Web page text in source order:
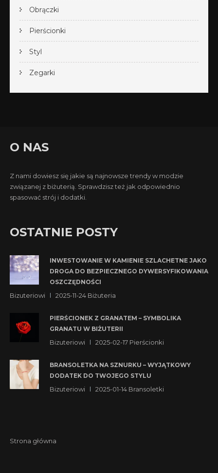
Obrączki
Pierścionki
Styl
Zegarki
O NAS
Z nami dowiesz się jakie są najnowsze trendy w modzie
związanej z biżuterią. Sprawdzisz też jak odpowiednio
spasować strój i dodatki.
OSTATNIE POSTY
INWESTOWANIE W KAMIENIE SZLACHETNE JAKO
DROGA DO BEZPIECZNEGO DYWERSYFIKOWANIA
OSZCZĘDNOŚCI
Bizuteriowi 2025-11-24 Biżuteria
PIERŚCIONEK Z GRANATEM – SYMBOLIKA
GRANATU W BIŻUTERII
Bizuteriowi 2025-02-17 Pierścionki
BRANSOLETKA NA SZNURKU – WYJĄTKOWY
DODATEK DO TWOJEGO STYLU
Bizuteriowi 2025-01-14 Bransoletki
Strona główna